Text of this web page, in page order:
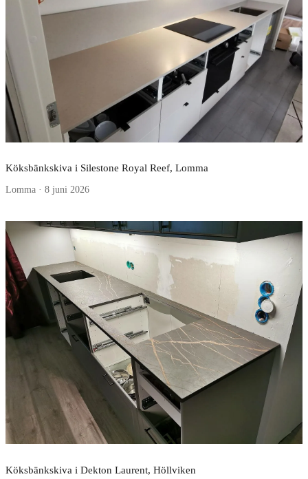
Köksbänkskiva i Silestone Royal Reef, Lomma
Lomma · 8 juni 2026
Köksbänkskiva i Dekton Laurent, Höllviken